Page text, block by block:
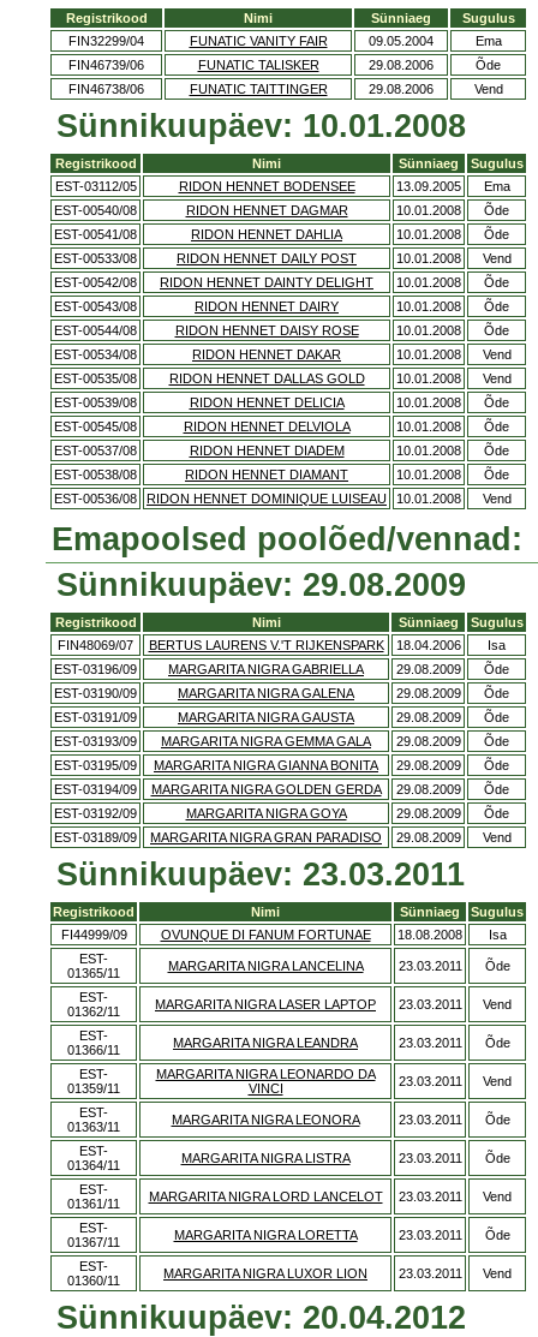
Registrikood Nimi Sünniaeg
Sugulus
FIN32299/04
FUNATIC VANITY FAIR 09.05.2004
Ema
FIN46739/06
FUNATIC TALISKER 29.08.2006
Õde
FIN46738/06
FUNATIC TAITTINGER 29.08.2006 Vend
Sünnikuupäev: 10.01.2008
Registrikood Nimi Sünniaeg
Sugulus
EST-03112/05
RIDON HENNET BODENSEE 13.09.2005
Ema
EST-00540/08
RIDON HENNET DAGMAR 10.01.2008
Õde
EST-00541/08
RIDON HENNET DAHLIA 10.01.2008
Õde
EST-00533/08
RIDON HENNET DAILY POST 10.01.2008
Vend
EST-00542/08
RIDON HENNET DAINTY DELIGHT 10.01.2008
Õde
EST-00543/08
RIDON HENNET DAIRY 10.01.2008
Õde
EST-00544/08
RIDON HENNET DAISY ROSE 10.01.2008
Õde
EST-00534/08
RIDON HENNET DAKAR 10.01.2008
Vend
EST-00535/08
RIDON HENNET DALLAS GOLD 10.01.2008
Vend
EST-00539/08
RIDON HENNET DELICIA 10.01.2008
Õde
EST-00545/08
RIDON HENNET DELVIOLA 10.01.2008
Õde
EST-00537/08
RIDON HENNET DIADEM 10.01.2008
Õde
EST-00538/08
RIDON HENNET DIAMANT 10.01.2008
Õde
EST-00536/08
RIDON HENNET DOMINIQUE LUISEAU 10.01.2008 Vend
Emapoolsed poolõed/vennad:
Sünnikuupäev: 29.08.2009
Registrikood Nimi Sünniaeg
Sugulus
FIN48069/07
BERTUS LAURENS V.'T RIJKENSPARK 18.04.2006
Isa
EST-03196/09
MARGARITA NIGRA GABRIELLA 29.08.2009
Õde
EST-03190/09
MARGARITA NIGRA GALENA 29.08.2009
Õde
EST-03191/09
MARGARITA NIGRA GAUSTA 29.08.2009
Õde
EST-03193/09
MARGARITA NIGRA GEMMA GALA 29.08.2009
Õde
EST-03195/09
MARGARITA NIGRA GIANNA BONITA 29.08.2009
Õde
EST-03194/09
MARGARITA NIGRA GOLDEN GERDA 29.08.2009
Õde
EST-03192/09
MARGARITA NIGRA GOYA 29.08.2009
Õde
EST-03189/09
MARGARITA NIGRA GRAN PARADISO 29.08.2009 Vend
Sünnikuupäev: 23.03.2011
Registrikood Nimi Sünniaeg
Sugulus
FI44999/09
OVUNQUE DI FANUM FORTUNAE 18.08.2008
Isa
EST-
01365/11
MARGARITA NIGRA LANCELINA 23.03.2011 Õde
EST-
01362/11
MARGARITA NIGRA LASER LAPTOP 23.03.2011 Vend
EST-
01366/11
MARGARITA NIGRA LEANDRA 23.03.2011 Õde
EST-
01359/11
MARGARITA NIGRA LEONARDO DA
VINCI
23.03.2011 Vend
EST-
01363/11
MARGARITA NIGRA LEONORA 23.03.2011 Õde
EST-
01364/11
MARGARITA NIGRA LISTRA 23.03.2011 Õde
EST-
01361/11
MARGARITA NIGRA LORD LANCELOT 23.03.2011 Vend
EST-
01367/11
MARGARITA NIGRA LORETTA 23.03.2011 Õde
EST-
01360/11
MARGARITA NIGRA LUXOR LION 23.03.2011 Vend
Sünnikuupäev: 20.04.2012